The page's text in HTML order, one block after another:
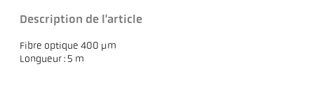
Description de l'article
Fibre optique 400 µm
Longueur : 5 m